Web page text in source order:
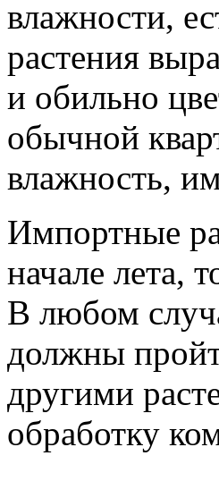
влажности,
растения
и обильно
обычной
влажность,
Импортные
начале лета,
В любом
должны
другими
обработку